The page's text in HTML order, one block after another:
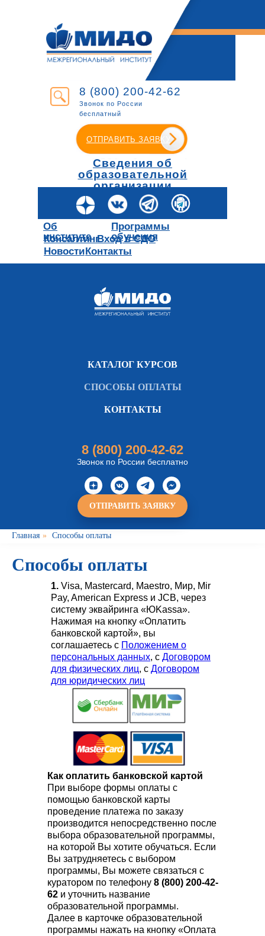
8 (800) 200-42-62
Звонок по России
бесплатный
ОТПРАВИТЬ ЗАЯВКУ
Сведения об
образовательной
организации
Об
институте
Программы
обучения
Консалтинг
Новости
Вход в СДО
Контакты
КАТАЛОГ КУРСОВ
СПОСОБЫ ОПЛАТЫ
КОНТАКТЫ
8 (800) 200-42-62
Звонок по России бесплатно
ОТПРАВИТЬ ЗАЯВКУ
Главная » Способы оплаты
Способы оплаты
1. Visa, Mastercard, Maestro, Мир, Mir
Pay, American Express и JCB, через
систему эквайринга «ЮKassa».
Нажимая на кнопку «Оплатить
банковской картой», вы
соглашаетесь с Положением о
персональных данных, с Договором
для физических лиц, с Договором
для юридических лиц
Как оплатить банковской картой
При выборе формы оплаты с
помощью банковской карты
проведение платежа по заказу
производится непосредственно после
выбора образовательной программы,
на которой Вы хотите обучаться. Если
Вы затрудняетесь с выбором
программы, Вы можете связаться с
куратором по телефону 8 (800) 200-42-
62 и уточнить название
образовательной программы.
Далее в карточке образовательной
программы нажать на кнопку «Оплата